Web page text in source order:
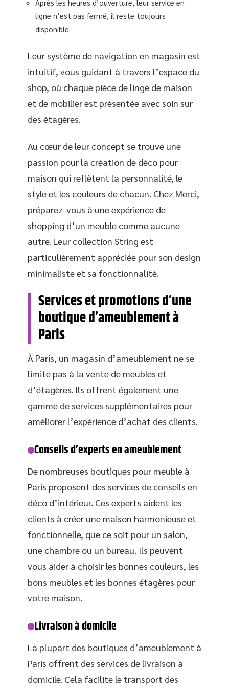
Après les heures d’ouverture, leur service en
ligne n’est pas fermé, il reste toujours
disponible.
Leur système de navigation en magasin est
intuitif, vous guidant à travers l’espace du
shop, où chaque pièce de linge de maison
et de mobilier est présentée avec soin sur
des étagères.
Au cœur de leur concept se trouve une
passion pour la création de déco pour
maison qui reflètent la personnalité, le
style et les couleurs de chacun. Chez Merci,
préparez-vous à une expérience de
shopping d’un meuble comme aucune
autre. Leur collection String est
particulièrement appréciée pour son design
minimaliste et sa fonctionnalité.
Services et promotions d’une
boutique d’ameublement à
Paris
À Paris, un magasin d’ameublement ne se
limite pas à la vente de meubles et
d’étagères. Ils offrent également une
gamme de services supplémentaires pour
améliorer l’expérience d’achat des clients.
Conseils d’experts en ameublement
De nombreuses boutiques pour meuble à
Paris proposent des services de conseils en
déco d’intérieur. Ces experts aident les
clients à créer une maison harmonieuse et
fonctionnelle, que ce soit pour un salon,
une chambre ou un bureau. Ils peuvent
vous aider à choisir les bonnes couleurs, les
bons meubles et les bonnes étagères pour
votre maison.
Livraison à domicile
La plupart des boutiques d’ameublement à
Paris offrent des services de livraison à
domicile. Cela facilite le transport des